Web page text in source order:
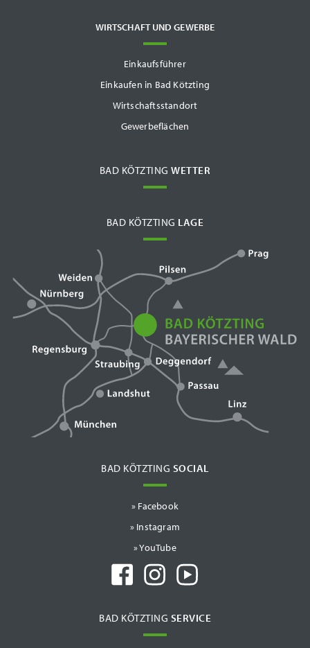
WIRTSCHAFT UND GEWERBE
Einkaufsführer
Einkaufen in Bad Kötzting
Wirtschaftsstandort
Gewerbeflächen
BAD KÖTZTINGWETTER
BAD KÖTZTING LAGE
BAD KÖTZTING SOCIAL
» Facebook
» Instagram
» YouTube
BAD KÖTZTING SERVICE